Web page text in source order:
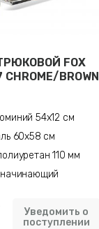
FOX
CHROME/BROWN
54х12 см
60х58 см
110 мм
начинающий
Уведомить о
поступлении